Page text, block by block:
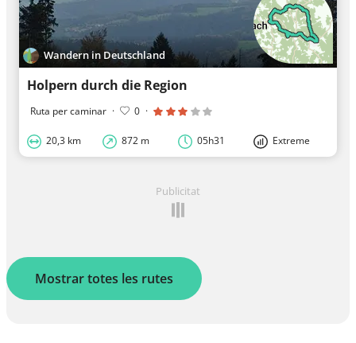
Wandern in Deutschland
Holpern durch die Region
Ruta per caminar · 0 ·
20,3 km 872 m 05h31 Extreme
Publicitat
Mostrar totes les rutes